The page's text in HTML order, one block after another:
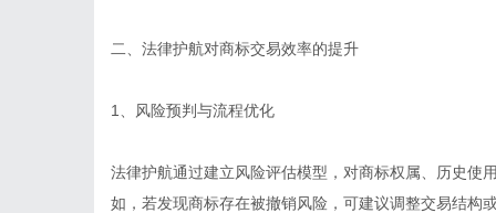
二、法律护航对商标交易效率的提升
1、风险预判与流程优化
法律护航通过建立风险评估模型，对商标权属、历史使
如，若发现商标存在被撤销风险，可建议调整交易结构